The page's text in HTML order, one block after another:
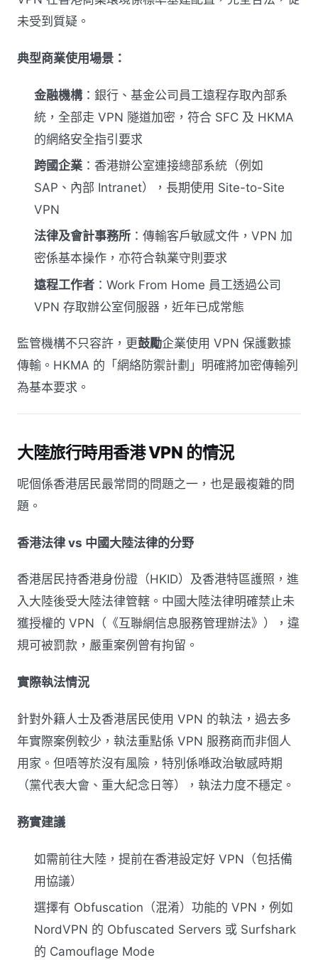
未受到質疑。
典型商業使用場景：
金融機構：銀行、基金公司員工遠程存取內部系
統，全部走 VPN 隧道加密，符合 SFC 及 HKMA
的網絡安全指引要求
跨國企業 ：香港辦公室連接總部系統（例如
SAP、內部 Intranet），長期使用 Site-to-Site
VPN
法律及會計事務所 ：傳輸客戶敏感文件，VPN 加
密係基本操作，亦符合執業守則要求
遠程工作者 ：Work From Home 員工透過公司
VPN 存取辦公室伺服器，近年已成常態
監管機構不只容許，更鼓勵企業使用 VPN 保護數據
傳輸。HKMA 的「網絡防禦計劃」明確將加密傳輸列
為基本要求。
大陸旅行時用香港 VPN 的情況
呢個係香港居民最常問的問題之一，也是最複雜的問
題。
香港法律 vs 中國大陸法律的分野
香港居民持香港身份證（HKID）及香港特區護照，進
入大陸後受大陸法律管轄。中國大陸法律明確禁止未
獲授權的 VPN（《互聯網信息服務管理辦法》），違
規可被罰款，嚴重案例曾有拘留。
實際執法情況
針對外籍人士及香港居民使用 VPN 的執法，過去多
年實際案例較少，執法重點係 VPN 服務商而非個人
用家。但唔等於沒有風險，特別係喺政治敏感時期
（黨代表大會、重大紀念日等），執法力度不穩定。
務實建議
如需前往大陸，提前在香港設定好 VPN（包括備
用協議）
選擇有 Obfuscation（混淆）功能的 VPN，例如
NordVPN 的 Obfuscated Servers 或 Surfshark
的 Camouflage Mode